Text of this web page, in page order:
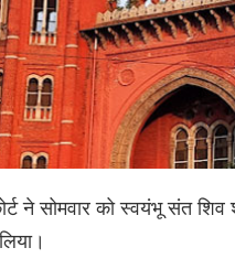
ने सोमवार को स्वयंभू संत